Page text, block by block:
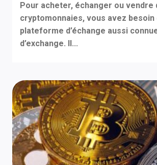
Pour acheter, échanger ou vendre
cryptomonnaies, vous avez besoin
plateforme d’échange aussi
d’exchange. Il...